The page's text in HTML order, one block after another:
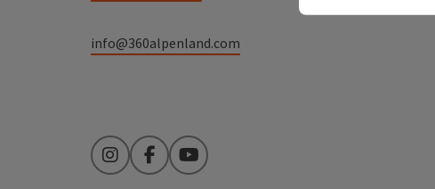
info@360alpenland.com
InstagramFacebookYouTube